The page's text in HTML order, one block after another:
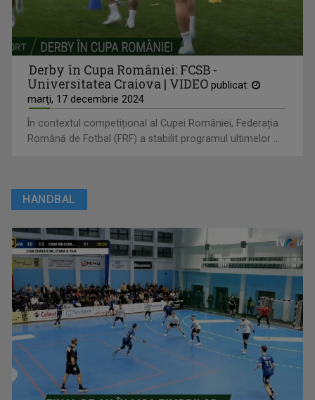
Derby în Cupa României: FCSB -
Universitatea Craiova | VIDEO publicat:
marţi, 17 decembrie 2024
În contextul competițional al Cupei României, Federația
Română de Fotbal (FRF) a stabilit programul ultimelor ...
HANDBAL